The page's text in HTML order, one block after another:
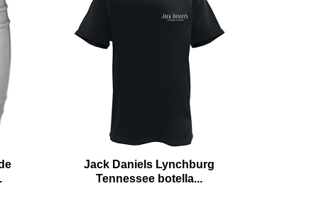
Jack Daniels Lynchburg
Tennessee botella...